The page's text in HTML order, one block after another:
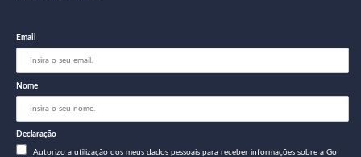
Email
Nome
Declaração
Autorizo a utilização dos meus dados pessoais para receber informações sobre a Go